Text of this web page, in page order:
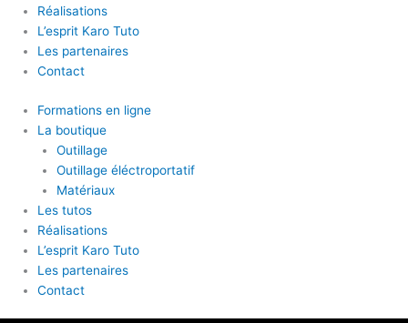
Réalisations
L’esprit Karo Tuto
Les partenaires
Contact
Formations en ligne
La boutique
Outillage
Outillage éléctroportatif
Matériaux
Les tutos
Réalisations
L’esprit Karo Tuto
Les partenaires
Contact